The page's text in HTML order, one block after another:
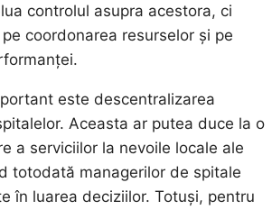
controlul asupra acestora, ci
coordonarea resurselor și pe
este descentralizarea
Aceasta ar putea duce la o
a serviciilor la nevoile locale ale
totodată managerilor de spitale
în luarea deciziilor. Totuși, pentru